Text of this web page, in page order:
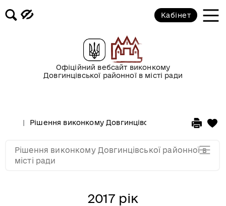
Офіційний вебсайт виконкому
Довгинцівської районної в місті ради
Кабінет
Рішення виконкому Довгинцівської районної в
2017 рік
Рішення виконкому Довгинцівської районної в
місті ради
2017 рік
2015 рік
2013 рік
2012 рік